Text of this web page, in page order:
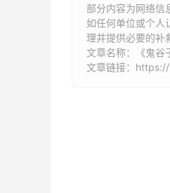
部分内容为网络信
如任何单位或个人
理并提供必要的补
文章名称：《鬼谷
文章链接：